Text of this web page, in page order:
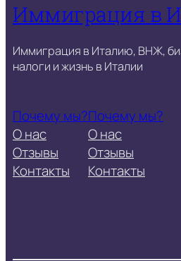
Иммиграция в
Иммиграция в Италию, ВНЖ,
налоги и жизнь в Италии
Почему мы?
О нас
Отзывы
Контакты
Почему мы?
О нас
Отзывы
Контакты